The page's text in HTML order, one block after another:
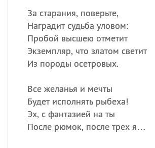
За старания, поверьте,
Наградит судьба уловом:
Пробой высшею отметит
Экземпляр, что златом светит
Из породы осетровых.
Все желанья и мечты
Будет исполнять рыбеха!
Эх, с фантазией на ты
После рюмок, после трех я…